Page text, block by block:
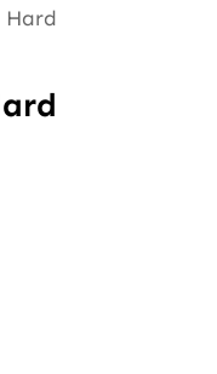
Hard